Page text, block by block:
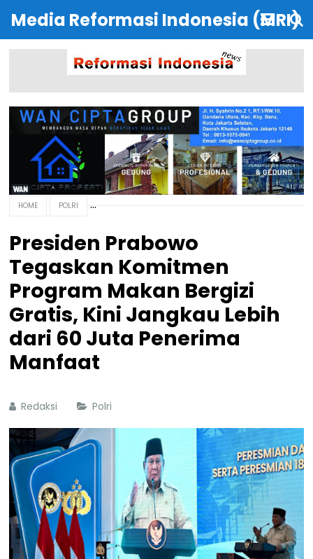
Media Reformasi Indonesia (MRI)
HOME POLRI
Presiden Prabowo
Tegaskan Komitmen
Program Makan Bergizi
Gratis, Kini Jangkau Lebih
dari 60 Juta Penerima
Manfaat
Redaksi Polri